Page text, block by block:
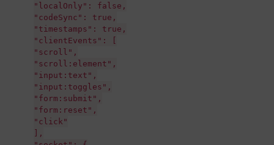
"localOnly": false,
"codeSync": true,
"timestamps": true,
"clientEvents": [
"scroll",
"scroll:element",
"input:text",
"input:toggles",
"form:submit",
"form:reset",
"click"
],